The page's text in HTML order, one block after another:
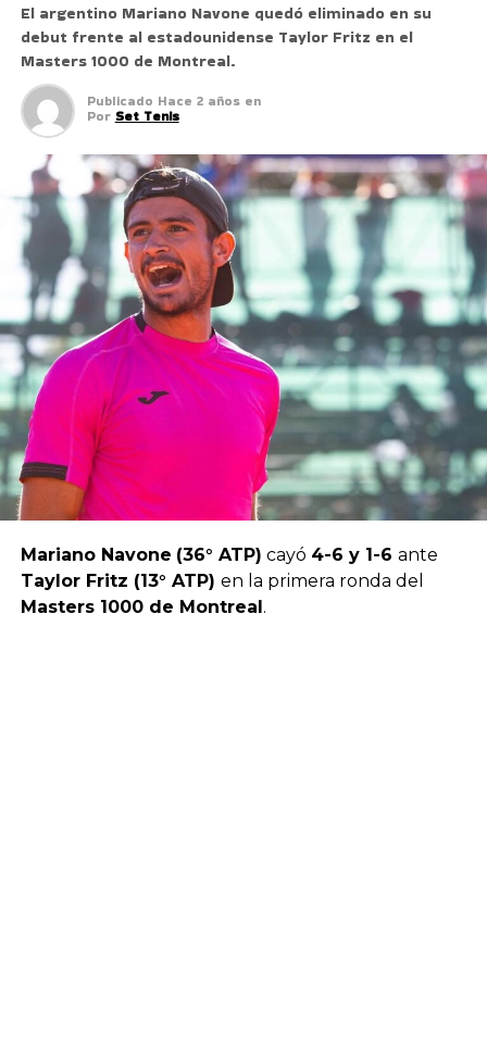
El argentino Mariano Navone quedó eliminado en su
debut frente al estadounidense Taylor Fritz en el
Masters 1000 de Montreal.
Publicado Hace 2 años en
Por Set Tenis
Mariano Navone (36° ATP) cayó 4-6 y 1-6 ante
Taylor Fritz (13° ATP) en la primera ronda del
Masters 1000 de Montreal.